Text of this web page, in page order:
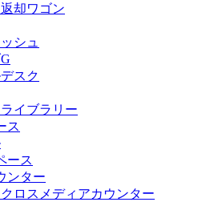
却ワゴン
シュ
スク
イブラリー
ス
ース
ンター
ロスメディアカウンター